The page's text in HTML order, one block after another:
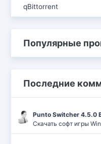
qBittorrent
Популярные
Последние
Punto Switcher 4.5.0
Скачать софт игры